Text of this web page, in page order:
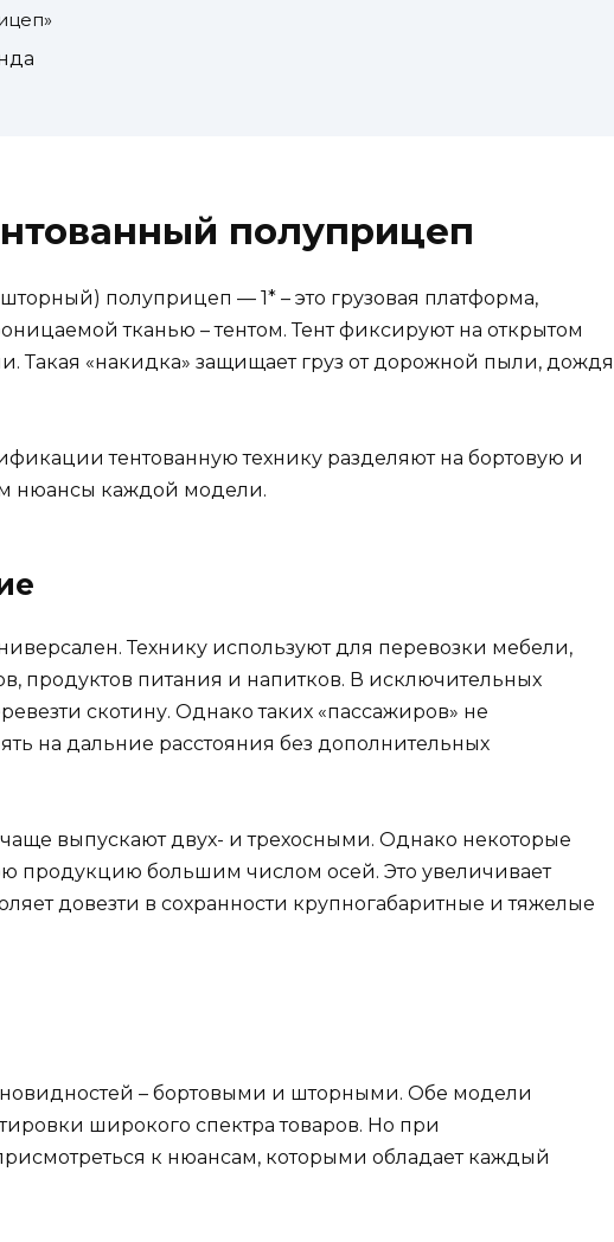
полуприцеп
полуприцеп — 1* – это грузовая платформа,
тканью – тентом. Тент фиксируют на открытом
Такая «накидка» защищает груз от дорожной пыли, дождя
тентованную технику разделяют на бортовую и
нюансы каждой модели.
Технику используют для перевозки мебели,
продуктов питания и напитков. В исключительных
скотину. Однако таких «пассажиров» не
на дальние расстояния без дополнительных
выпускают двух- и трехосными. Однако некоторые
продукцию большим числом осей. Это увеличивает
довезти в сохранности крупногабаритные и тяжелые
– бортовыми и шторными. Обе модели
широкого спектра товаров. Но при
к нюансам, которыми обладает каждый